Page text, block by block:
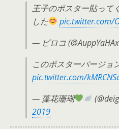
王子のポスター貼って
した
pic.twitter.com/
— ピロコ
このポスターバージョ
pic.twitter.com/
— 藻花珊瑚
2019